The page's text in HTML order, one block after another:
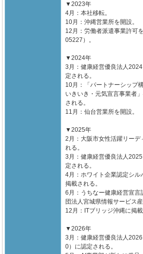
▼2023年
4月：本社移転。
10月：沖縄営業所を開設。
12月：労働者派遣事業許可
05227）。
▼2024年
3月：健康経営優良法人
定される。
10月：「パートナーシップ
いきいき・元気宣言事業者
される。
11月：仙台営業所を開設。
▼2025年
2月：大阪市女性活躍リーデ
れる。
3月：健康経営優良法人
定される。
4月：ホワイト企業認定シル
掲載される。
6月：うちなー健康経営宣言
団法人宮城県情報サービス
12月：ITブリッジ沖縄に掲載
▼2026年
3月：健康経営優良法人
0）に認定される。